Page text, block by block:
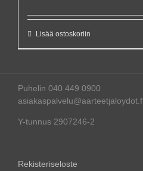
Lisää ostoskoriin
Puhelin 040 449 0900
asiakaspalvelu@aarteetjaloydot.fi
Y-tunnus 2907246-2
Rekisteriseloste